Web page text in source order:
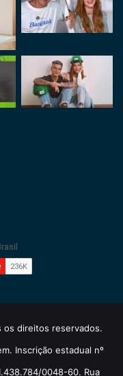
direitos reservados.
Inscrição estadual nº
0048-60. Rua